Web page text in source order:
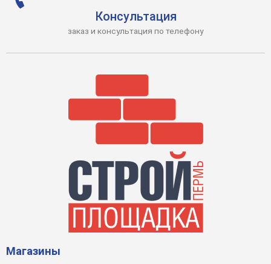
Консультация
заказ и консультация по телефону
Магазины